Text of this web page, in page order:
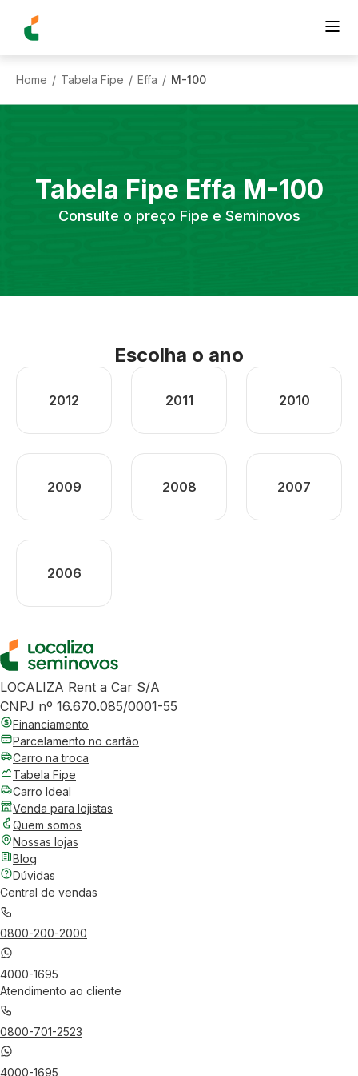
Home / Tabela Fipe / Effa / M-100
Tabela Fipe Effa M-100
Consulte o preço Fipe e Seminovos
Escolha o ano
2012 2011 2010
2009 2008 2007
2006
LOCALIZA Rent a Car S/A
CNPJ nº 16.670.085/0001-55
Financiamento
Parcelamento no cartão
Carro na troca
Tabela Fipe
Carro Ideal
Venda para lojistas
Quem somos
Nossas lojas
Blog
Dúvidas
Central de vendas
0800-200-2000
4000-1695
Atendimento ao cliente
0800-701-2523
4000-1695